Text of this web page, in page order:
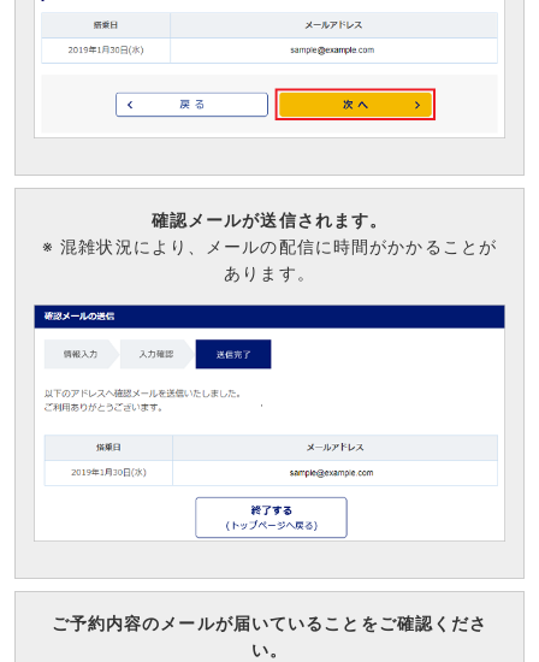
確認メールが送信されます。
※ 混雑状況により、メールの配信に時間がかかることが
あります。
ご予約内容のメールが届いていることをご確認くださ
い。